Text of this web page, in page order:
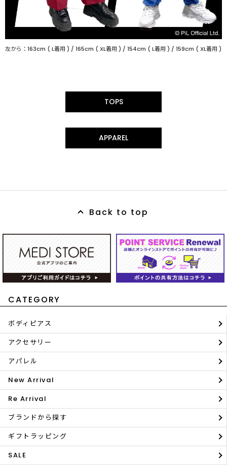
左から：163cm ( L着用 ) / 165cm ( XL着用 ) / 154cm ( L着用 ) / 159cm ( XL着用 )
TOPS
APPAREL
Back to top
CATEGORY
ボディピアス
アクセサリー
アパレル
New Arrival
Re Arrival
ブランドから探す
ギフトラッピング
SALE